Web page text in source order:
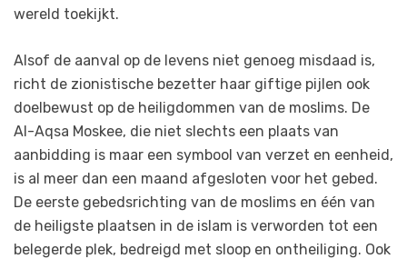
wereld toekijkt.
Alsof de aanval op de levens niet genoeg misdaad is,
richt de zionistische bezetter haar giftige pijlen ook
doelbewust op de heiligdommen van de moslims. De
Al-Aqsa Moskee, die niet slechts een plaats van
aanbidding is maar een symbool van verzet en eenheid,
is al meer dan een maand afgesloten voor het gebed.
De eerste gebedsrichting van de moslims en één van
de heiligste plaatsen in de islam is verworden tot een
belegerde plek, bedreigd met sloop en ontheiliging. Ook